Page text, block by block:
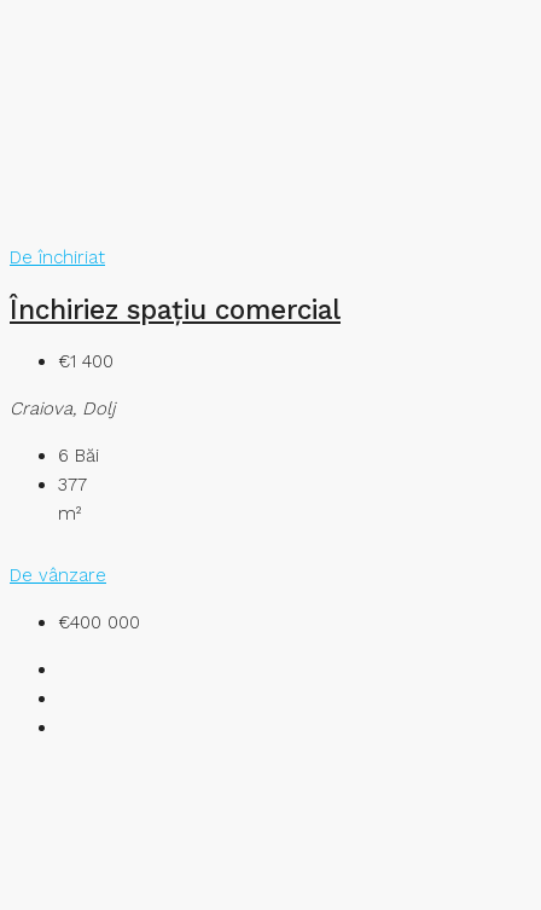
De închiriat
Închiriez spațiu comercial
€1 400
Craiova, Dolj
6 Băi
377
m²
De vânzare
€400 000